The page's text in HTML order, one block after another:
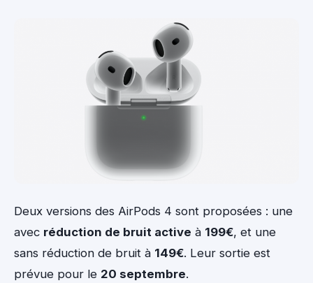
Deux versions des AirPods 4 sont proposées : une
avec réduction de bruit active à 199€, et une
sans réduction de bruit à 149€. Leur sortie est
prévue pour le 20 septembre.